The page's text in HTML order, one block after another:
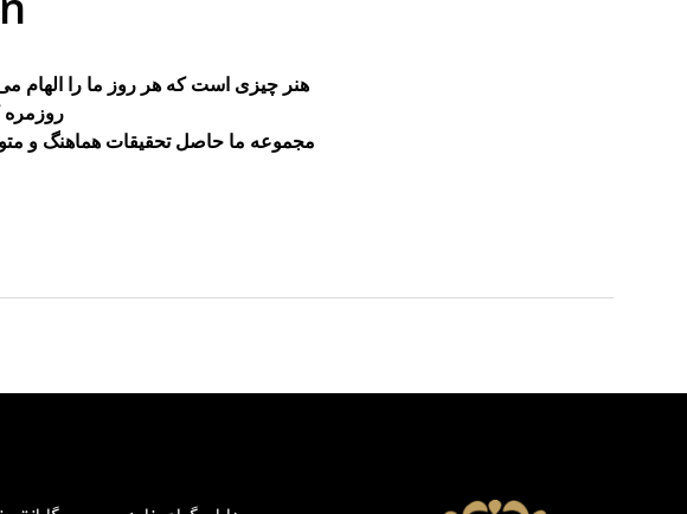
هنر چیزی است که هر روز ما را الهام
روزمره
مجموعه ما حاصل تحقیقات هماهنگ و